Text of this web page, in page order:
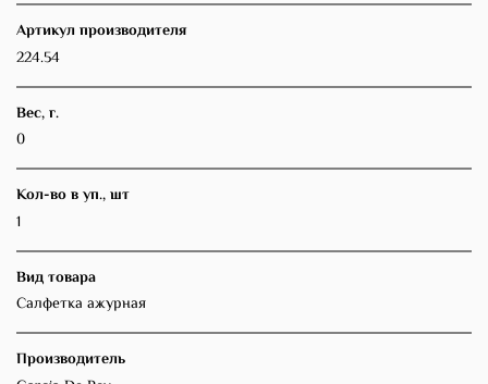
Артикул производителя
224.54
Вес, г.
0
Кол-во в уп., шт
1
Вид товара
Салфетка ажурная
Производитель